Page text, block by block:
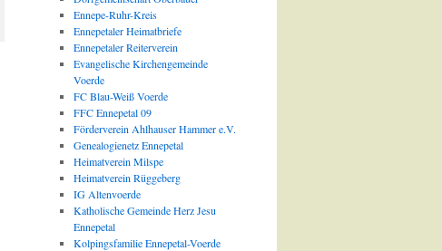
Ennepe-Ruhr-Kreis
Ennepetaler Heimatbriefe
Ennepetaler Reiterverein
Evangelische Kirchengemeinde
Voerde
FC Blau-Weiß Voerde
FFC Ennepetal 09
Förderverein Ahlhauser Hammer e.V.
Genealogienetz Ennepetal
Heimatverein Milspe
Heimatverein Rüggeberg
IG Altenvoerde
Katholische Gemeinde Herz Jesu
Ennepetal
Kolpingsfamilie Ennepetal-Voerde